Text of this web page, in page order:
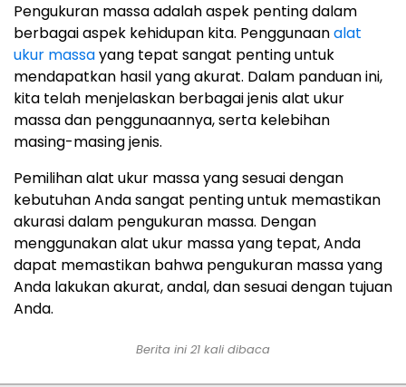
Pengukuran massa adalah aspek penting dalam
berbagai aspek kehidupan kita. Penggunaanalat
ukur massayang tepat sangat penting untuk
mendapatkan hasil yang akurat. Dalam panduan ini,
kita telah menjelaskan berbagai jenis alat ukur
massa dan penggunaannya, serta kelebihan
masing-masing jenis.
Pemilihan alat ukur massa yang sesuai dengan
kebutuhan Anda sangat penting untuk memastikan
akurasi dalam pengukuran massa. Dengan
menggunakan alat ukur massa yang tepat, Anda
dapat memastikan bahwa pengukuran massa yang
Anda lakukan akurat, andal, dan sesuai dengan tujuan
Anda.
Berita ini 21 kali dibaca